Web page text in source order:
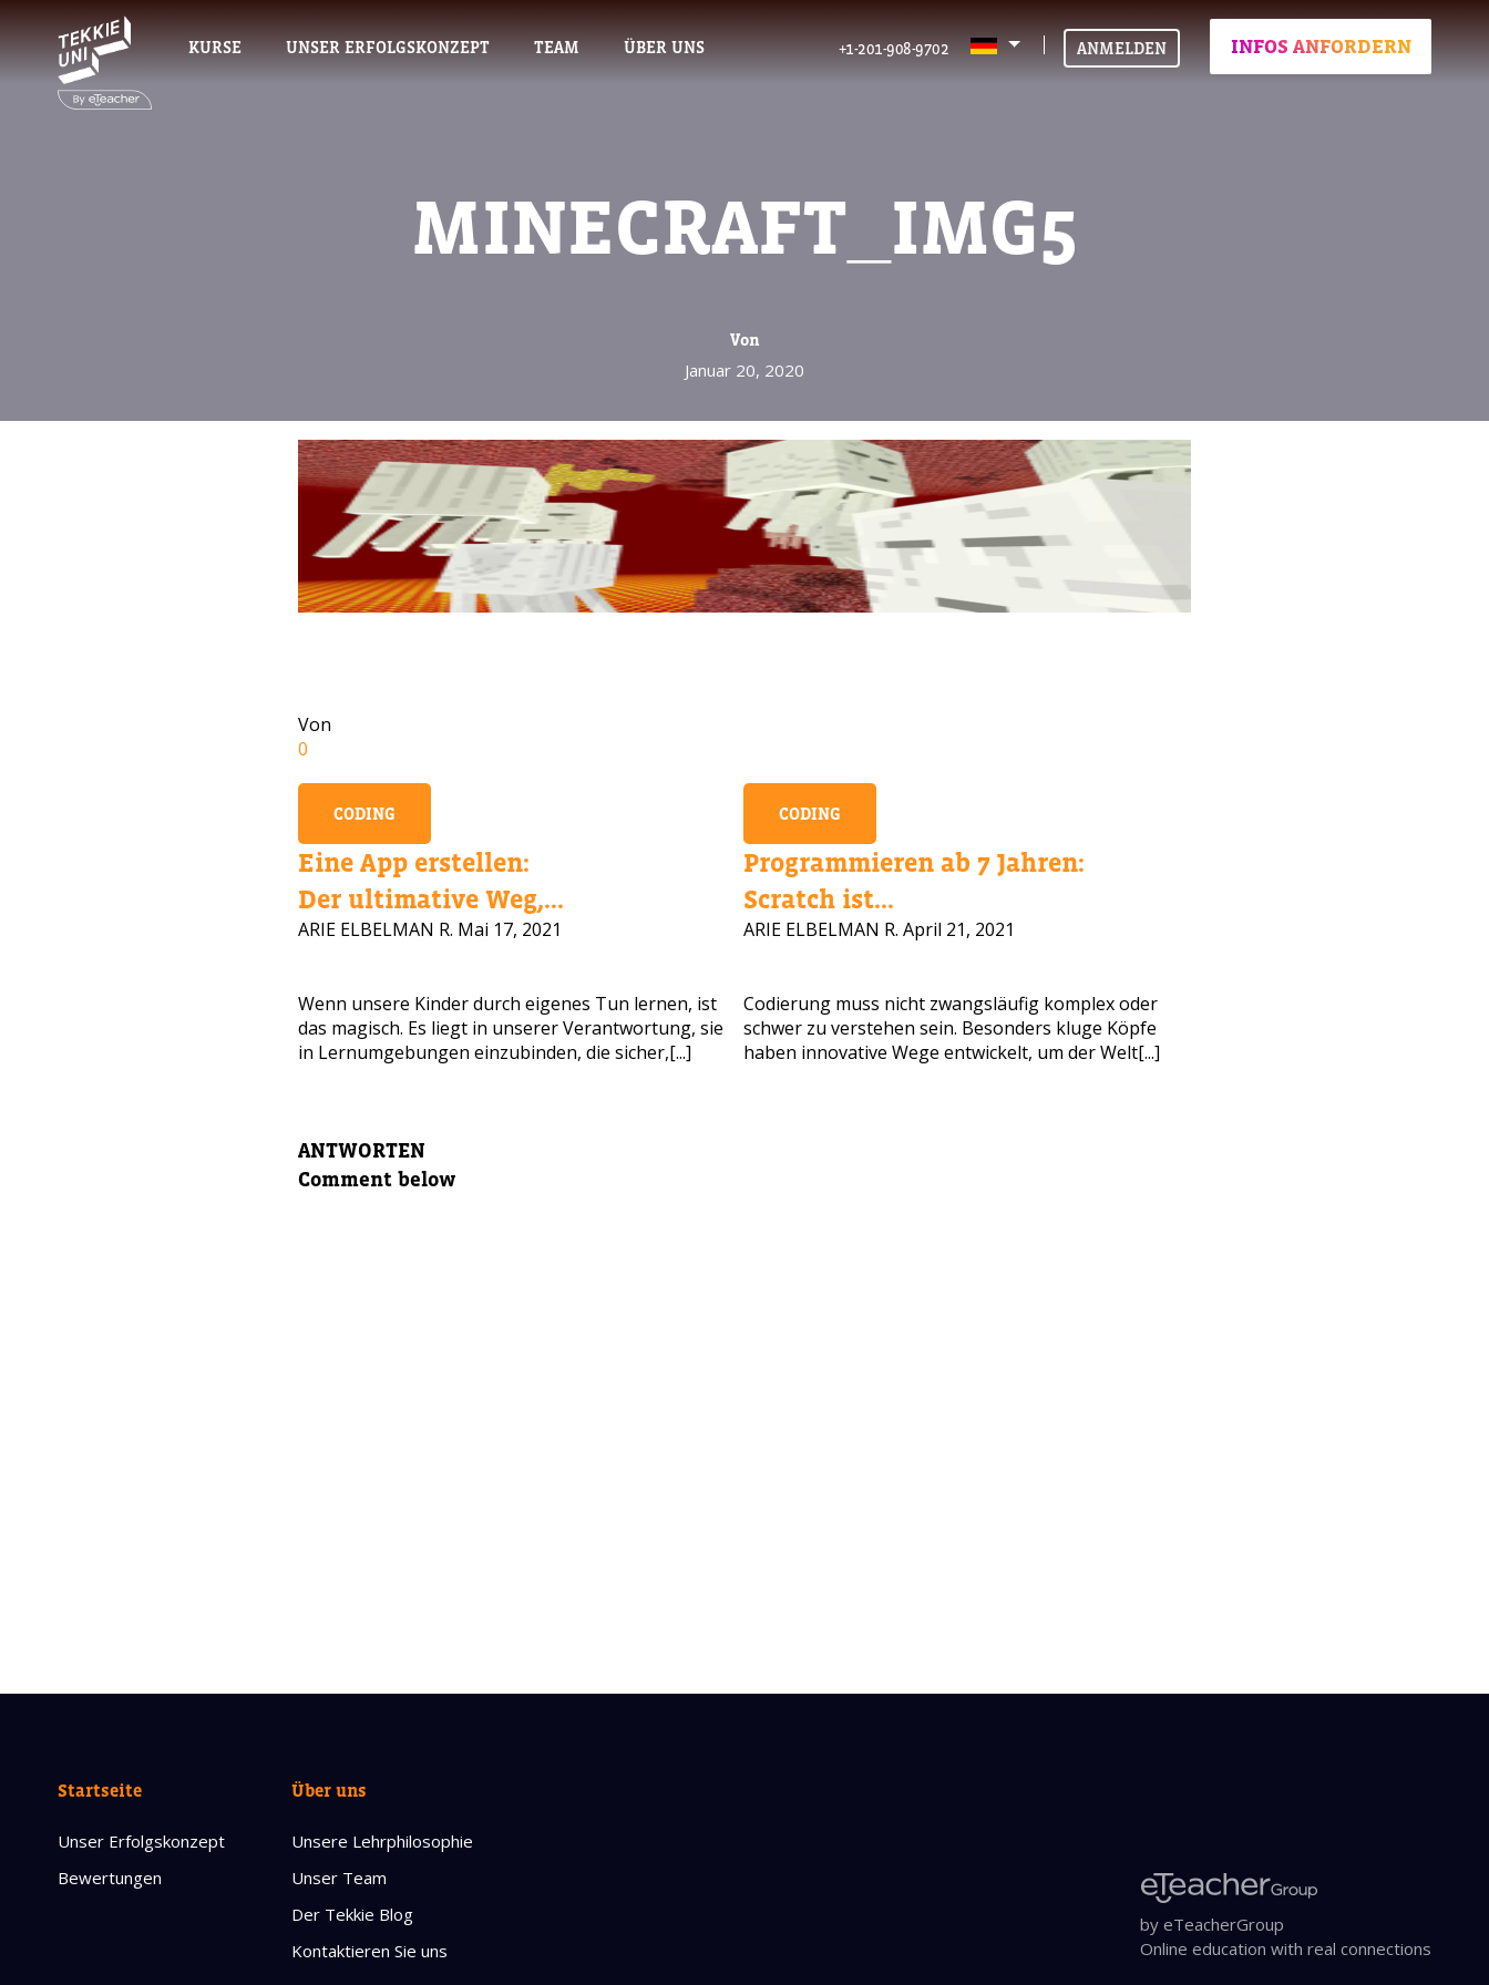
KURSE UNSER ERFOLGSKONZEPT TEAM ÜBER UNS INFOS ANFORDERN
+1-201-908-9702 ANMELDEN
MINECRAFT_IMG5
Von
Januar 20, 2020
Von
0
CODING
Eine App erstellen:
Der ultimative Weg,...
ARIE ELBELMAN R. Mai 17, 2021
Wenn unsere Kinder durch eigenes Tun lernen, ist
das magisch. Es liegt in unserer Verantwortung, sie
in Lernumgebungen einzubinden, die sicher,[...]
CODING
Programmieren ab 7 Jahren:
Scratch ist...
ARIE ELBELMAN R. April 21, 2021
Codierung muss nicht zwangsläufig komplex oder
schwer zu verstehen sein. Besonders kluge Köpfe
haben innovative Wege entwickelt, um der Welt[...]
ANTWORTEN
Comment below
Startseite
Unser Erfolgskonzept
Bewertungen
Über uns
Unsere Lehrphilosophie
Unser Team
Der Tekkie Blog
Kontaktieren Sie uns
by eTeacherGroup
Online education with real connections
BRAUCHEN SIE HILFE BEI DER KURSAUSWAHL?
Hinterlassen Sie Ihre Daten und wir melden uns bald zurück!
Eltern vollständiger Name
Alter Ihres Kindes
Alter Ihres Kindes